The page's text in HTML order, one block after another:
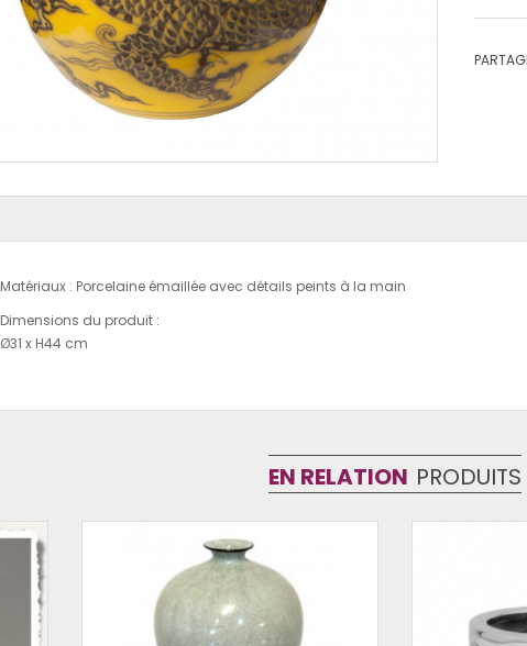
Matériaux : Porcelaine émaillée avec détails peints à la main
Dimensions du produit :
Ø31 x H44 cm
EN RELATION PRODUITS